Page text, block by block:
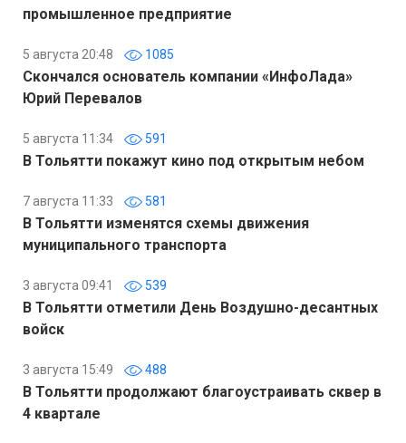
промышленное предприятие
5 августа 20:48 1085
Скончался основатель компании «ИнфоЛада»
Юрий Перевалов
5 августа 11:34 591
В Тольятти покажут кино под открытым небом
7 августа 11:33 581
В Тольятти изменятся схемы движения
муниципального транспорта
3 августа 09:41 539
В Тольятти отметили День Воздушно-десантных
войск
3 августа 15:49 488
В Тольятти продолжают благоустраивать сквер в
4 квартале